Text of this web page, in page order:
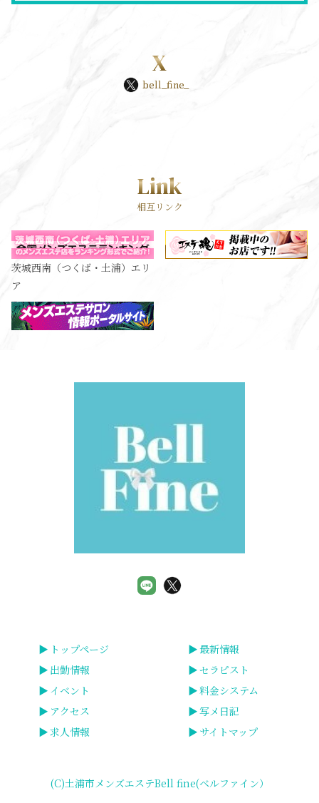
X
bell_fine_
Link
相互リンク
茨城西南（つくば・土浦）エリ
ア
トップページ
最新情報
出勤情報
セラピスト
イベント
料金システム
アクセス
写メ日記
求人情報
サイトマップ
(C)土浦市メンズエステBell fine(ベルファイン）